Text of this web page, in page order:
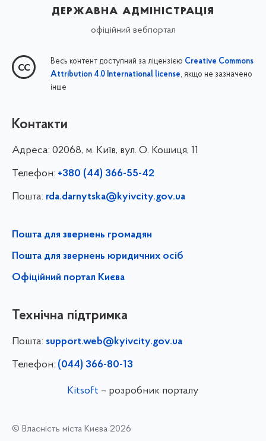
державна адміністрація
офіційний вебпортал
Весь контент доступний за ліцензією Creative Commons
Attribution 4.0 International license, якщо не зазначено
інше
Контакти
Адреса: 02068, м. Київ, вул. О. Кошиця, 11
Телефон: +380 (44) 366-55-42
Пошта: rda.darnytska@kyivcity.gov.ua
Пошта для звернень громадян
Пошта для звернень юридичних осіб
Офіційний портал Києва
Технічна підтримка
Пошта: support.web@kyivcity.gov.ua
Телефон: (044) 366-80-13
Kitsoft – розробник порталу
© Власність міста Києва 2026